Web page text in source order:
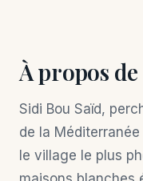
À propos
Sidi Bou Saïd,
de la
le village le plus